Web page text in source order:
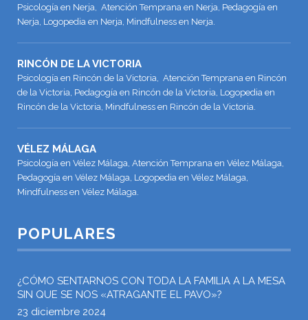
Psicología en Nerja, Atención Temprana en Nerja, Pedagogía en
Nerja, Logopedia en Nerja, Mindfulness en Nerja.
RINCÓN DE LA VICTORIA
Psicología en Rincón de la Victoria, Atención Temprana en Rincón
de la Victoria, Pedagogía en Rincón de la Victoria, Logopedia en
Rincón de la Victoria, Mindfulness en Rincón de la Victoria.
VÉLEZ MÁLAGA
Psicología en Vélez Málaga, Atención Temprana en Vélez Málaga,
Pedagogía en Vélez Málaga, Logopedia en Vélez Málaga,
Mindfulness en Vélez Málaga.
POPULARES
¿CÓMO SENTARNOS CON TODA LA FAMILIA A LA MESA
SIN QUE SE NOS «ATRAGANTE EL PAVO»?
23 diciembre 2024